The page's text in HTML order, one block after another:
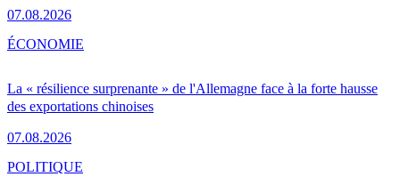
07.08.2026
La « résilience surprenante » de l'Allemagne face à la forte hausse
des exportations chinoises
07.08.2026
ÉCONOMIE
POLITIQUE